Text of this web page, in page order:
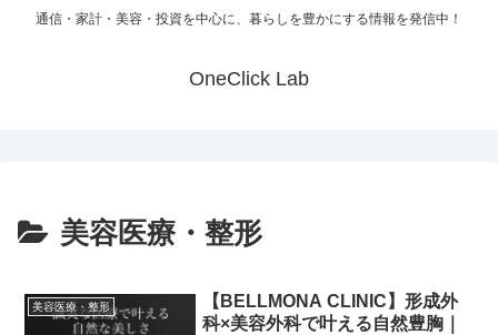
通信・家計・美容・投資を中心に、暮らしを豊かにする情報を発信中！
OneClick Lab
美容医療・整形
美容医療・整形
【BELLMONA CLINIC】形成外
科×美容外科で叶える自然豊胸｜